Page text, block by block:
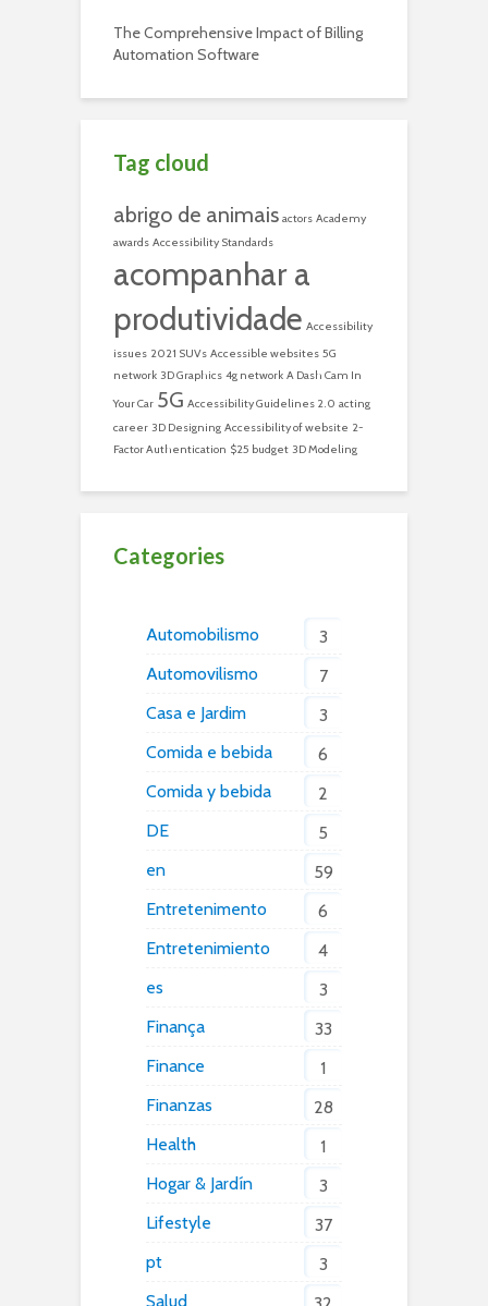
The Comprehensive Impact of Billing
Automation Software
Tag cloud
abrigo de animais actors Academy
awards Accessibility Standards
acompanhar a
produtividade Accessibility
issues 2021 SUVs Accessible websites 5G
network 3D Graphics 4g network A Dash Cam In
Your Car 5G Accessibility Guidelines 2.0 acting
career 3D Designing Accessibility of website 2-
Factor Authentication $25 budget 3D Modeling
Categories
Automobilismo
3
Automovilismo
7
Casa e Jardim
3
Comida e bebida
6
Comida y bebida
2
DE
5
en
59
Entretenimento
6
Entretenimiento
4
es
3
Finança
33
Finance
1
Finanzas
28
Health
1
Hogar & Jardín
3
Lifestyle
37
pt
3
Salud